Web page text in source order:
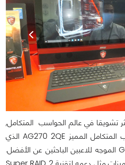
تشويقا في عالم الحواسب المتكامل,
فنحن ننظر الأن الى الحاسوب المتكامل المميز AG270 2QE الذي
يأتي لنا من سلسلة GAMING الموجه للاعبين الباحثين عن الأفضل.